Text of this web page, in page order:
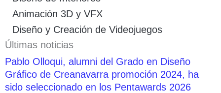
Animación 3D y VFX
Diseño y Creación de Videojuegos
Últimas noticias
Pablo Olloqui, alumni del Grado en Diseño
Gráfico de Creanavarra promoción 2024, ha
sido seleccionado en los Pentawards 2026